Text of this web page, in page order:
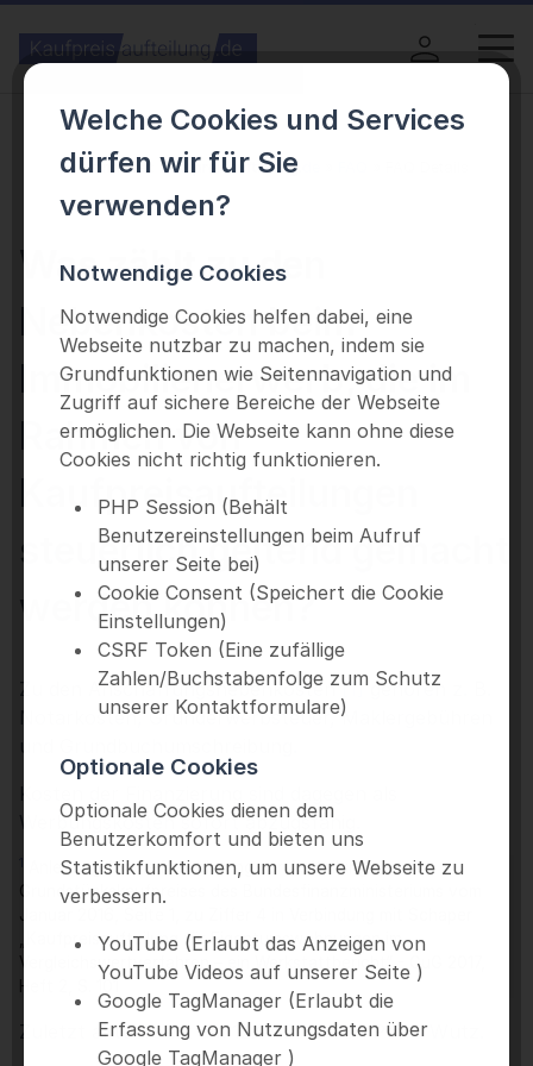
Sie sind hier: kaufpreisaufteilung.de
Was zählt zu den
Nebenkosten beim
Immobilienerwerb, die im
Rahmen von
Kaufpreisaufteilungen
steuerlich geltend gemacht
werden können?
Zu den Anschaffungsnebenkosten[1]gehören z. B.
Notarkosten, Grunderwerbsteuer, Maklergebühren
und Grundbuchumschreibung.
Kosten der Finanzierung sind dagegen als
Werbungskosten sofort abzugsfähig.
Anleitung für die Berechnung zur Aufteilung des
Grundstückskaufpreises des Bundesfinanzministeriums vom
Januar 2016, Seite 1, zu Ziffer 4 in Verbindung mit Schaper
„Kaufpreisaufteilung für Eigentumswohnungen im
Vergleichswertverfahren – ein Werkstattbericht“ - GuG 2017,
Heft 2, S. 101
Zuletzt aktualisiert am 12.04.2019 von Petra Wutz.
Welche Cookies und Services
dürfen wir für Sie
verwenden?
Notwendige Cookies
Notwendige Cookies helfen dabei, eine
Webseite nutzbar zu machen, indem sie
Grundfunktionen wie Seitennavigation und
Zugriff auf sichere Bereiche der Webseite
ermöglichen. Die Webseite kann ohne diese
Cookies nicht richtig funktionieren.
PHP Session (Behält
Benutzereinstellungen beim Aufruf
unserer Seite bei)
Cookie Consent (Speichert die Cookie
Einstellungen)
CSRF Token (Eine zufällige
Zahlen/Buchstabenfolge zum Schutz
unserer Kontaktformulare)
Optionale Cookies
Optionale Cookies dienen dem
Benutzerkomfort und bieten uns
Statistikfunktionen, um unsere Webseite zu
verbessern.
YouTube (Erlaubt das Anzeigen von
YouTube Videos auf unserer Seite )
Google TagManager (Erlaubt die
Erfassung von Nutzungsdaten über
Google TagManager )